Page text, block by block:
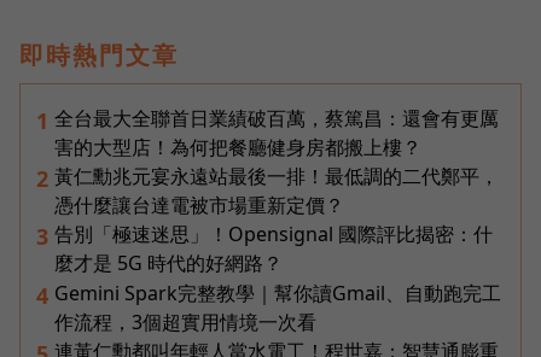
即時熱門文章
1 全台最大全聯首日業績破百萬，蔡篤昌：還會有更厲
害的大型店！為何把餐廳健身房都搬上樓？
2 黃仁勳兆元宴永遠站最後一排！最低調的二代鄭平，
憑什麼讓台達電被市場重新定價？
3 告別「極速迷思」！Opensignal 國際評比揭密：什
麼才是 5G 時代的好網路？
4 Gemini Spark完整教學｜幫你讀Gmail、自動跑完工
作流程，3個超實用情境一次看
連黃仁勳都叫年輕人當水電工！程世嘉：智慧通膨重